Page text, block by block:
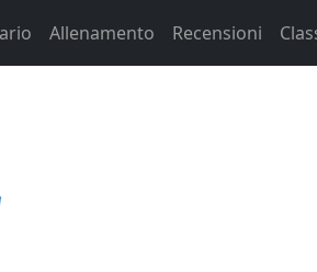
Allenamento Recensioni